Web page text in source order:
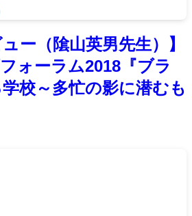
ー（隂山英男先生）】
ォーラム2018『ブラ
校～多忙の影に潜むも